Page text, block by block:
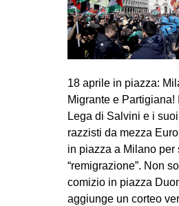
18 aprile in piazza:
Migrante e Partigiana!
Lega di Salvini e i
razzisti da mezza
in piazza a Milano per
“remigrazione”. Non
comizio in piazza
aggiunge un corteo